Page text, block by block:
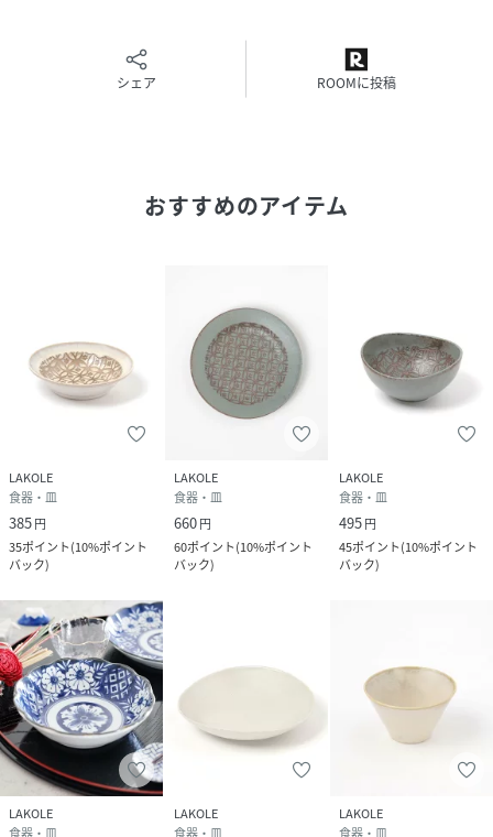
シェア ROOMに投稿
おすすめのアイテム
LAKOLE
食器・皿
385円
35ポイント(10%ポイント
バック)
LAKOLE
食器・皿
660円
60ポイント(10%ポイント
バック)
LAKOLE
食器・皿
495円
45ポイント(10%ポイント
バック)
LAKOLE
食器・皿
LAKOLE
食器・皿
LAKOLE
食器・皿